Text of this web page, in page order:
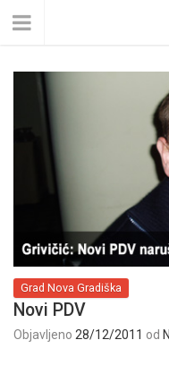
Grad Nova Gradiška
Novi PDV
Objavljeno 28/12/2011 od